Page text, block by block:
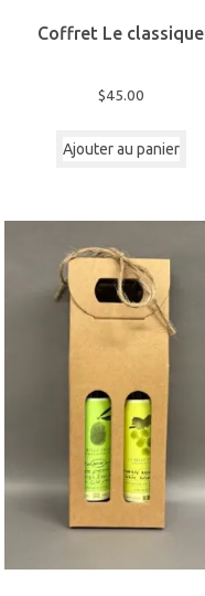
Coffret Le classique
$45.00
Ajouter au panier